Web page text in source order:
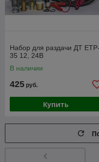
Набор для раздачи ДТ ETP-
35 12, 24В
В наличии
425 руб.
Купить